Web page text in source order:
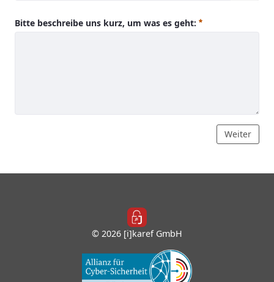
Bitte beschreibe uns kurz, um was es geht:
Weiter
© 2026 [i]karef GmbH